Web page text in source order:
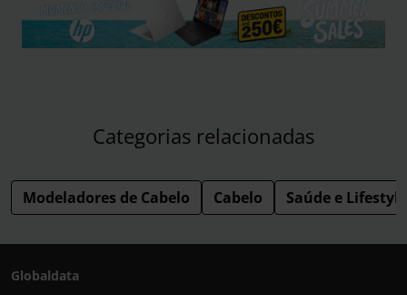
Categorias relacionadas
Modeladores de Cabelo Cabelo Saúde e Lifestyle
Globaldata